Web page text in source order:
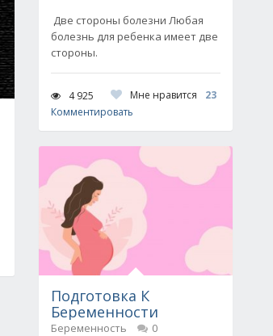
Две стороны болезни Любая
болезнь для ребенка имеет две
стороны.
4 925 Мне нравится
23
Комментировать
Подготовка К
Беременности
Беременность
0